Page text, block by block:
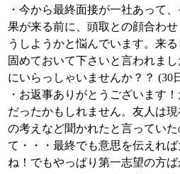
・今から最終面接が一社あって
果が来る前に、頭取との顔合わ
うしようかと悩んでいます。来
固めておいて下さいと言われま
にいらっしゃいませんか？？ (30
・お返事ありがとうございます
だったかもしれません。友人は
の考えなど聞かれたと言ってい
て・・・最終でも意思を伝えれ
ね！でもやっぱり第一志望の方